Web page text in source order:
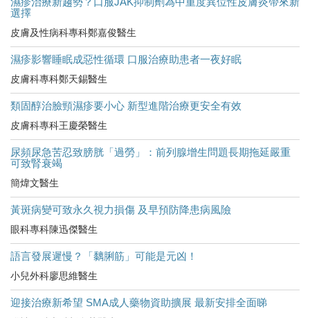
選擇
皮膚及性病科專科鄭嘉俊醫生
濕疹影響睡眠成惡性循環 口服治療助患者一夜好眠
皮膚科專科鄭天錫醫生
類固醇治臉頸濕疹要小心 新型進階治療更安全有效
皮膚科專科王慶榮醫生
尿頻尿急苦忍致膀胱「過勞」：前列腺增生問題長期拖延嚴重
可致腎衰竭
簡煒文醫生
黃斑病變可致永久視力損傷 及早預防降患病風險
眼科專科陳迅傑醫生
語言發展遲慢？「黐脷筋」可能是元凶！
小兒外科廖思維醫生
迎接治療新希望 SMA成人藥物資助擴展 最新安排全面睇